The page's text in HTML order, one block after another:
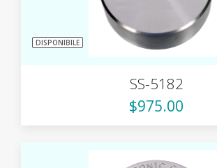
DISPONIBILE
SS-5182
$975.00